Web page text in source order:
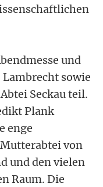
und
sowie
Seckau teil.
Plank
enge
von
und den vielen
Raum. Die